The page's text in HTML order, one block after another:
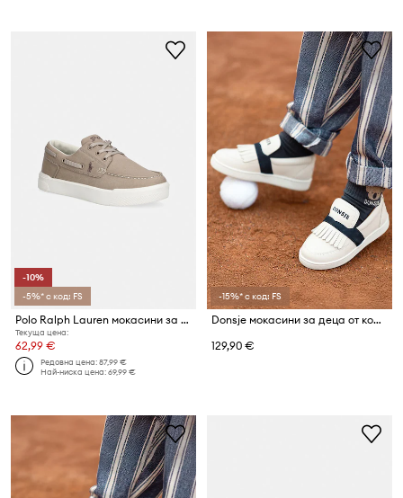
-10%
-5%* с код: FS
Polo Ralph Lauren мокасини за деца BRIAR BOAT
Текуща цена:
62,99 €
Редовна цена:87,99 €
Най-ниска цена:69,99 €
-15%* с код: FS
Donsje мокасини за деца от кожа
129,90 €